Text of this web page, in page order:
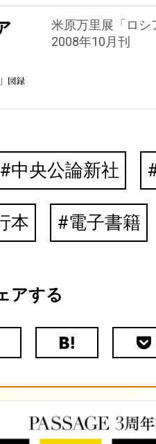
米原万里展「ロシ
2008年10月刊
中央公論新社
本 電子書籍
アする
は
ク
マ